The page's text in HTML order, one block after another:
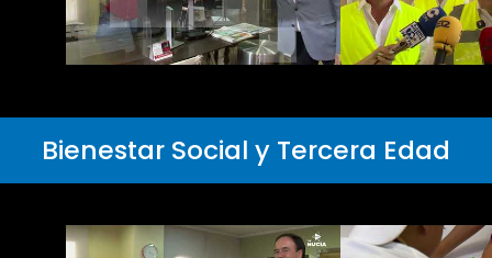
Bienestar Social y Tercera Edad